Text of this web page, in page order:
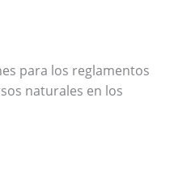
para los reglamentos
naturales en los